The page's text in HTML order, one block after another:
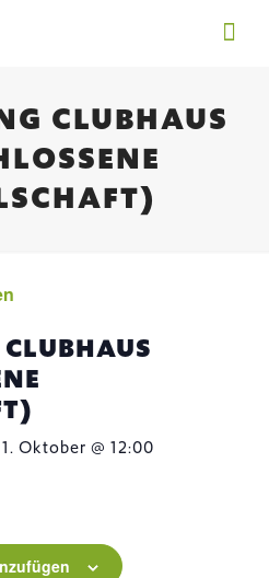
CLUBHAUS
Oktober @ 12:00